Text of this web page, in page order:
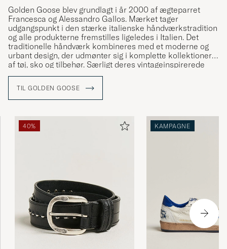
Golden Goose blev grundlagt i år 2000 af ægteparret
Francesca og Alessandro Gallos. Mærket tager
udgangspunkt i den stærke italienske håndværkstradition
og alle produkterne fremstilles ligeledes i Italien. Det
traditionelle håndværk kombineres med et moderne og
urbant design, der udmønter sig i komplette kollektioner
af tøj, sko og tilbehør. Særligt deres vintageinspirerede
sneakers med de karakteristiske stjerner har fået stor
TIL GOLDEN GOOSE
40% KAMPAGNE